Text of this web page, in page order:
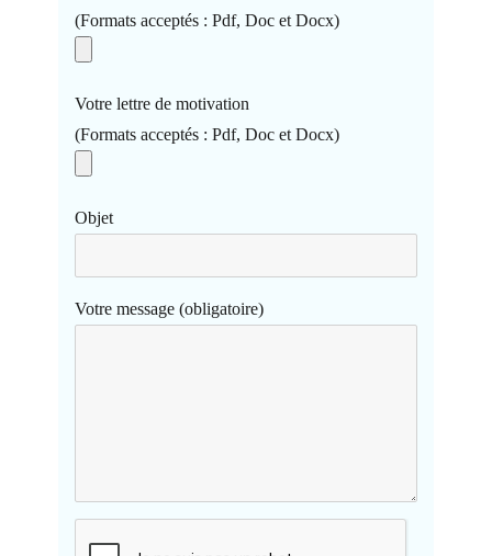
(Formats acceptés : Pdf, Doc et Docx)
Votre lettre de motivation
(Formats acceptés : Pdf, Doc et Docx)
Objet
Votre message (obligatoire)